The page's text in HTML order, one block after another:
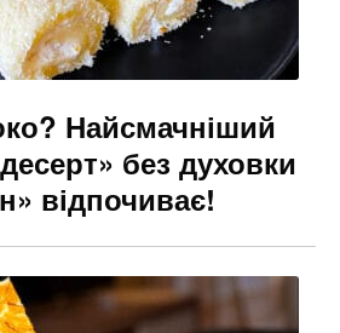
Найсмачніший
без духовки
відпочиває!